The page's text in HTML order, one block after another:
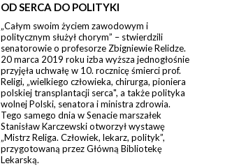
OD SERCA DO POLITYKI
„Całym swoim życiem zawodowym i
politycznym służył chorym” – stwierdzili
senatorowie o profesorze Zbigniewie Relidze.
20 marca 2019 roku izba wyższa jednogłośnie
przyjęła uchwałę w 10. rocznicę śmierci prof.
Religi, „wielkiego człowieka, chirurga, pioniera
polskiej transplantacji serca", a także polityka
wolnej Polski, senatora i ministra zdrowia.
Tego samego dnia w Senacie marszałek
Stanisław Karczewski otworzył wystawę
„Mistrz Religa. Człowiek, lekarz, polityk”,
przygotowaną przez Główną Bibliotekę
Lekarską.